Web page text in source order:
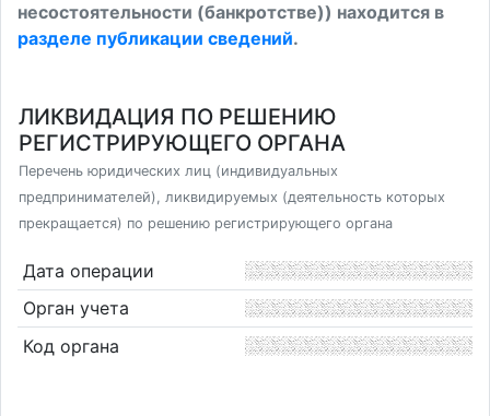
несостоятельности (банкротстве)) находится в
разделе публикации сведений.
ЛИКВИДАЦИЯ ПО РЕШЕНИЮ
РЕГИСТРИРУЮЩЕГО ОРГАНА
Перечень юридических лиц (индивидуальных
предпринимателей), ликвидируемых (деятельность которых
прекращается) по решению регистрирующего органа
Дата операции
Орган учета
Код органа